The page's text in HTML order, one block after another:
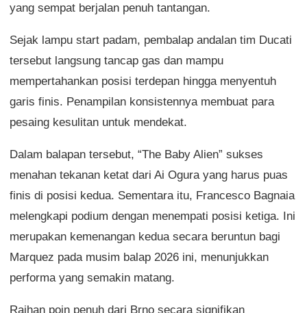
yang sempat berjalan penuh tantangan.
Sejak lampu start padam, pembalap andalan tim Ducati
tersebut langsung tancap gas dan mampu
mempertahankan posisi terdepan hingga menyentuh
garis finis. Penampilan konsistennya membuat para
pesaing kesulitan untuk mendekat.
Dalam balapan tersebut, “The Baby Alien” sukses
menahan tekanan ketat dari Ai Ogura yang harus puas
finis di posisi kedua. Sementara itu, Francesco Bagnaia
melengkapi podium dengan menempati posisi ketiga. Ini
merupakan kemenangan kedua secara beruntun bagi
Marquez pada musim balap 2026 ini, menunjukkan
performa yang semakin matang.
Raihan poin penuh dari Brno secara signifikan